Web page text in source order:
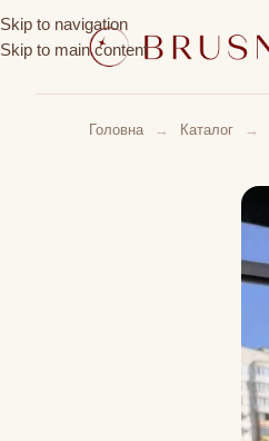
Skip to navigation
Skip to main content
Головна → Каталог →